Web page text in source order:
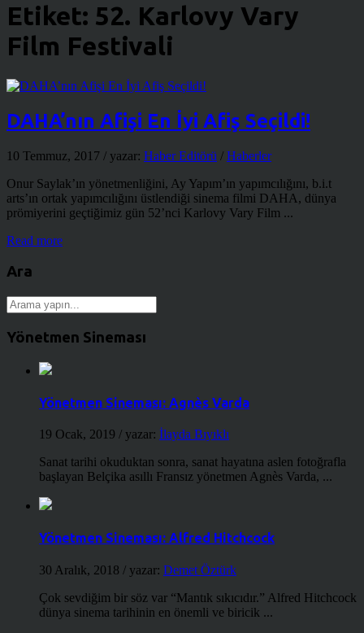
Etiket: 52. Karlovy Vary
Film Festivali
DAHA’nın Afişi En İyi Afiş Seçildi!
10 Temmuz, 2017 / yazar: Haber Editörü / Haberler
Onur Saylak’ın yönetmenliğini, Ay Yapım’ın yapımcılığını, b.i.t
arts’ın ortak yapımcılığını üstlendiği sinema filmi DAHA, dünya
prömiyerini geçtiğimiz gün 52’nci Karlovy Vary Film ...
Read more
Ara
Yönetmen Sineması
Yönetmen Sineması: Agnès Varda
19 Ocak, 2019 / yazar: İlayda Bıyıklı
Sanat tarihi okuduktan sonra, sanat hayatına aslen fotoğrafla
başlayan Belçika asıllı Fransız yönetmen Agnès Varda, ...
Yönetmen Sineması: Alfred Hitchcock
30 Aralık, 2018 / yazar: Demet Öztürk
Çok sevdiğim bir söz var “Mantık sıkıcıdır.” Alfred Hitchcock
dünya sinema tarihinin en önemli ve biricik ...